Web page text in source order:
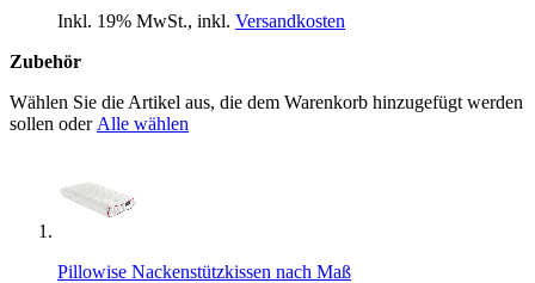
Inkl. 19% MwSt., inkl. Versandkosten
Zubehör
Wählen Sie die Artikel aus, die dem Warenkorb hinzugefügt werden
sollen oder Alle wählen
Pillowise Nackenstützkissen nach Maß